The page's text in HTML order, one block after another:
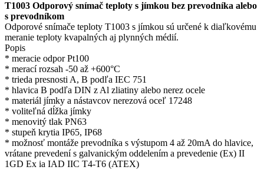
T1003 Odporový snímač teploty s jímkou bez prevodníka alebo
s prevodníkom
Odporové snímače teploty T1003 s jímkou sú určené k diaľkovému
meranie teploty kvapalných aj plynných médií.
Popis
* meracie odpor Pt100
* merací rozsah -50 až +600°C
* trieda presnosti A, B podľa IEC 751
* hlavica B podľa DIN z Al zliatiny alebo nerez ocele
* materiál jímky a nástavcov nerezová oceľ 17248
* voliteľná dĺžka jímky
* menovitý tlak PN63
* stupeň krytia IP65, IP68
* možnosť montáže prevodníka s výstupom 4 až 20mA do hlavice,
vrátane prevedení s galvanickým oddelením a prevedenie (Ex) II
1GD Ex ia IAD IIC T4-T6 (ATEX)